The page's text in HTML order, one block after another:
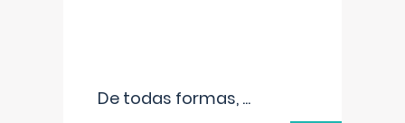
De todas formas, ...